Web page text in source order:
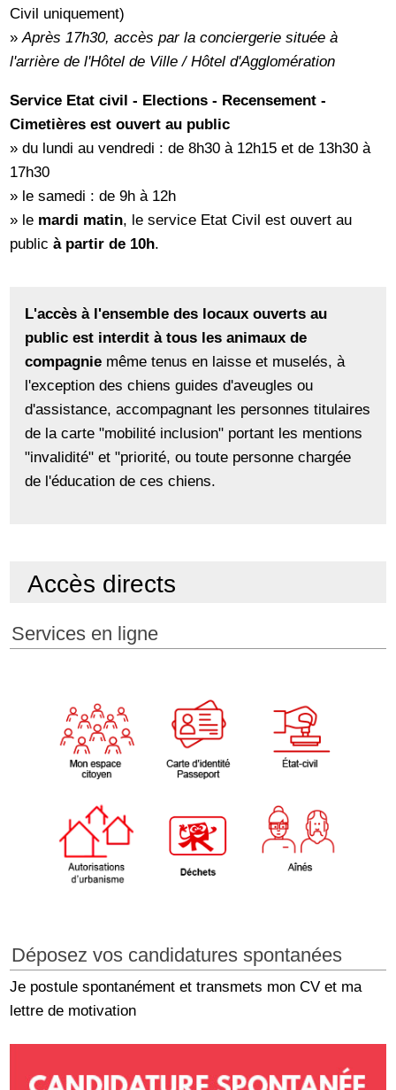
Civil uniquement)
»Après 17h30, accès par la conciergerie située à
l'arrière de l'Hôtel de Ville / Hôtel d'Agglomération
Service Etat civil - Elections - Recensement -
Cimetières est ouvert au public
» du lundi au vendredi : de 8h30 à 12h15 et de 13h30 à
17h30
» le samedi : de 9h à 12h
» le mardi matin, le service Etat Civil est ouvert au
publicà partir de 10h.
L'accès à l'ensemble des locaux ouverts au
public est interdit à tous les animaux de
compagnie même tenus en laisse et muselés, à
l'exception des chiens guides d'aveugles ou
d'assistance, accompagnant les personnes titulaires
de la carte "mobilité inclusion" portant les mentions
"invalidité" et "priorité, ou toute personne chargée
de l'éducation de ces chiens.
Accès directs
Services en ligne
Déposez vos candidatures spontanées
Je postule spontanément et transmets mon CV et ma
lettre de motivation